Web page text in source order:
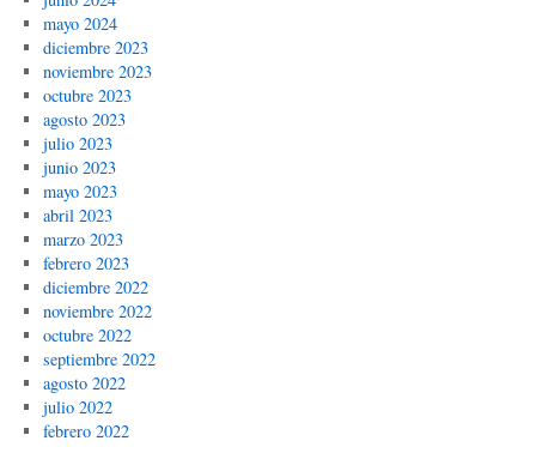
mayo 2024
diciembre 2023
noviembre 2023
octubre 2023
agosto 2023
julio 2023
junio 2023
mayo 2023
abril 2023
marzo 2023
febrero 2023
diciembre 2022
noviembre 2022
octubre 2022
septiembre 2022
agosto 2022
julio 2022
febrero 2022